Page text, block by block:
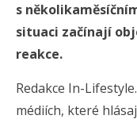
s
situaci začínají
reakce.
Redakce In-
médiích, které